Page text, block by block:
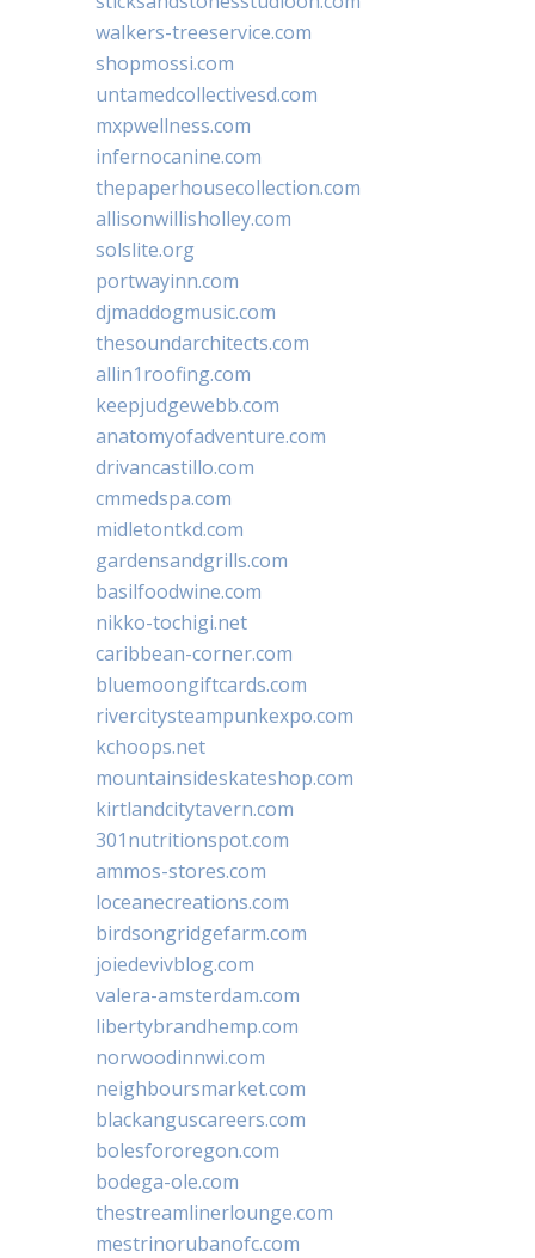
walkers-treeservice.com
shopmossi.com
untamedcollectivesd.com
mxpwellness.com
infernocanine.com
thepaperhousecollection.com
allisonwillisholley.com
solslite.org
portwayinn.com
djmaddogmusic.com
thesoundarchitects.com
allin1roofing.com
keepjudgewebb.com
anatomyofadventure.com
drivancastillo.com
cmmedspa.com
midletontkd.com
gardensandgrills.com
basilfoodwine.com
nikko-tochigi.net
caribbean-corner.com
bluemoongiftcards.com
rivercitysteampunkexpo.com
kchoops.net
mountainsideskateshop.com
kirtlandcitytavern.com
301nutritionspot.com
ammos-stores.com
loceanecreations.com
birdsongridgefarm.com
joiedevivblog.com
valera-amsterdam.com
libertybrandhemp.com
norwoodinnwi.com
neighboursmarket.com
blackanguscareers.com
bolesfororegon.com
bodega-ole.com
thestreamlinerlounge.com
mestrinorubanofc.com